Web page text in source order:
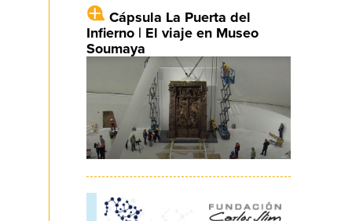
Cápsula La Puerta del
Infierno | El viaje en Museo
Soumaya